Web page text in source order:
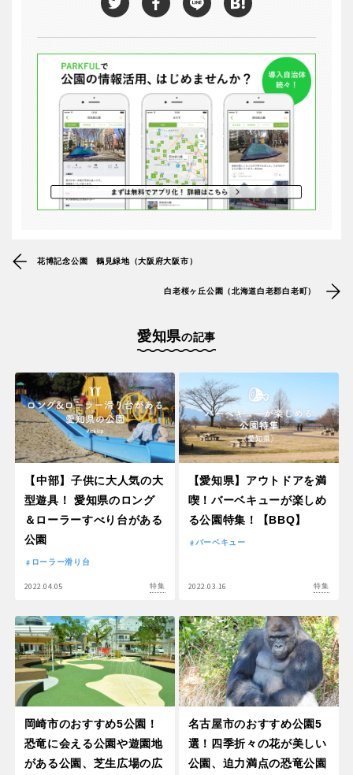
花博記念公園 鶴見緑地（大阪府大阪市）
白老桜ヶ丘公園（北海道白老郡白老町）
愛知県の記事
【中部】子供に大人気の大
型遊具！ 愛知県のロング
＆ローラーすべり台がある
公園
ローラー滑り台
2022.04.05 特集
【愛知県】アウトドアを満
喫！バーベキューが楽しめ
る公園特集！【BBQ】
バーベキュー
2022.03.16 特集
岡崎市のおすすめ5公園！
恐竜に会える公園や遊園地
がある公園、芝生広場の広
名古屋市のおすすめ公園5
選！四季折々の花が美しい
公園、迫力満点の恐竜公園